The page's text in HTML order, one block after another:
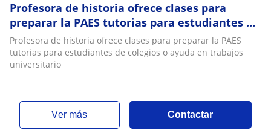
Profesora de historia ofrece clases para
preparar la PAES tutorias para estudiantes de
colegios o ayuda en trabajos universitario
Profesora de historia ofrece clases para preparar la PAES
tutorias para estudiantes de colegios o ayuda en trabajos
universitario
ver más Contactar